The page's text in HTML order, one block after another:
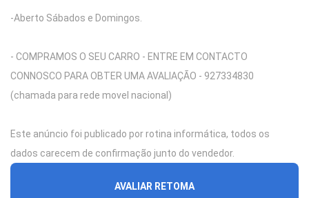
-Aberto Sábados e Domingos.
- COMPRAMOS O SEU CARRO - ENTRE EM CONTACTO
CONNOSCO PARA OBTER UMA AVALIAÇÃO - 927334830
(chamada para rede movel nacional)
Este anúncio foi publicado por rotina informática, todos os
dados carecem de confirmação junto do vendedor.
AVALIAR RETOMA